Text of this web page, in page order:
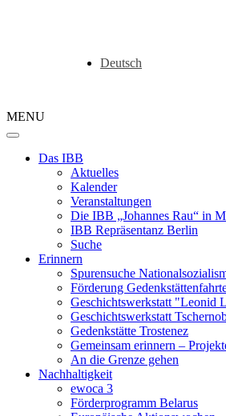
Deutsch
MENU
Das IBB
Aktuelles
Kalender
Veranstaltungen
Die IBB „Johannes Rau“ in
IBB Repräsentanz Berlin
Suche
Erinnern
Spurensuche
Förderung
Geschichtswerkstatt "Leonid
Geschichtswerkstatt
Gedenkstätte Trostenez
Gemeinsam erinnern –
An die Grenze gehen
Nachhaltigkeit
ewoca 3
Förderprogramm Belarus